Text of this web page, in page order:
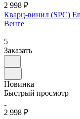
2 998 ₽
Кварц-винил (SPC)
Венге
5
Заказать
Новинка
Быстрый просмотр
2 998 ₽